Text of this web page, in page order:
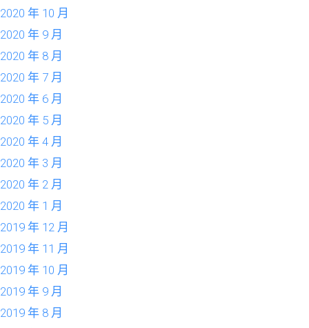
2020 年 10 月
2020 年 9 月
2020 年 8 月
2020 年 7 月
2020 年 6 月
2020 年 5 月
2020 年 4 月
2020 年 3 月
2020 年 2 月
2020 年 1 月
2019 年 12 月
2019 年 11 月
2019 年 10 月
2019 年 9 月
2019 年 8 月